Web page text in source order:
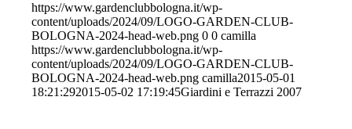
https://www.gardenclubbologna.it/wp-
content/uploads/2024/09/LOGO-GARDEN-CLUB-
BOLOGNA-2024-head-web.png 0 0 camilla
https://www.gardenclubbologna.it/wp-
content/uploads/2024/09/LOGO-GARDEN-CLUB-
BOLOGNA-2024-head-web.png camilla2015-05-01
18:21:292015-05-02 17:19:45Giardini e Terrazzi 2007